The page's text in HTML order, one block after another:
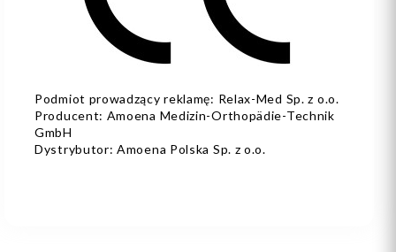
Podmiot prowadzący reklamę: Relax-Med Sp. z o.o.
Producent: Amoena Medizin-Orthopädie-Technik
GmbH
Dystrybutor: Amoena Polska Sp. z o.o.